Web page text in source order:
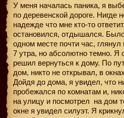
У меня началась паника, я
по деревенской дороге. Нигде
надежде что мне кто-то
остановился, отдышался.
одном месте почти час,
7 утра, но абсолютно темно. Я
решил вернуться к дому. По
дом, никто не открывал, в
Дойдя до дома, я увидел, что
пробежался по комнатам и,
на улицу и посмотрел на дом
окне я увидел силуэт. Я